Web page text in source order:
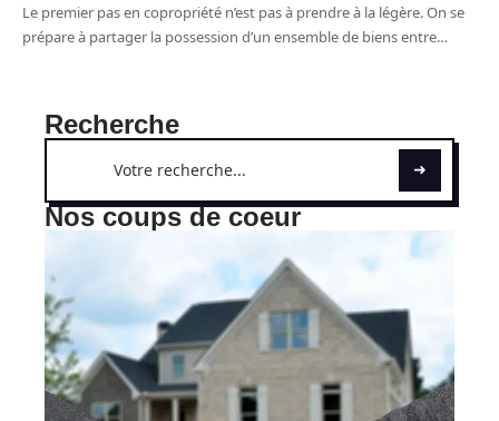
Le premier pas en copropriété n’est pas à prendre à la légère. On se
prépare à partager la possession d’un ensemble de biens entre…
Recherche
Nos coups de coeur